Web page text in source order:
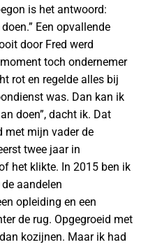
is het antwoord:
Een opvallende
door Fred werd
toch ondernemer
rot en regelde alles bij
was. Dan kan ik
doen”, dacht ik. Dat
met mijn vader de
twee jaar in
het klikte. In 2015 ben ik
aandelen
opleiding en een
de rug. Opgegroeid met
kozijnen. Maar ik had